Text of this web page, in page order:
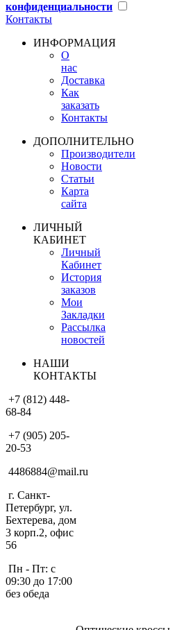
конфиденциальности
Контакты
ИНФОРМАЦИЯ
О
нас
Доставка
Как
заказать
Контакты
ДОПОЛНИТЕЛЬНО
Производители
Новости
Статьи
Карта
сайта
ЛИЧНЫЙ
КАБИНЕТ
Личный
Кабинет
История
заказов
Мои
Закладки
Рассылка
новостей
НАШИ
КОНТАКТЫ
+7 (812) 448-
68-84
+7 (905) 205-
20-53
4486884@mail.ru
г. Санкт-
Петербург, ул.
Бехтерева, дом
3 корп.2, офис
56
Пн - Пт: с
09:30 до 17:00
без обеда